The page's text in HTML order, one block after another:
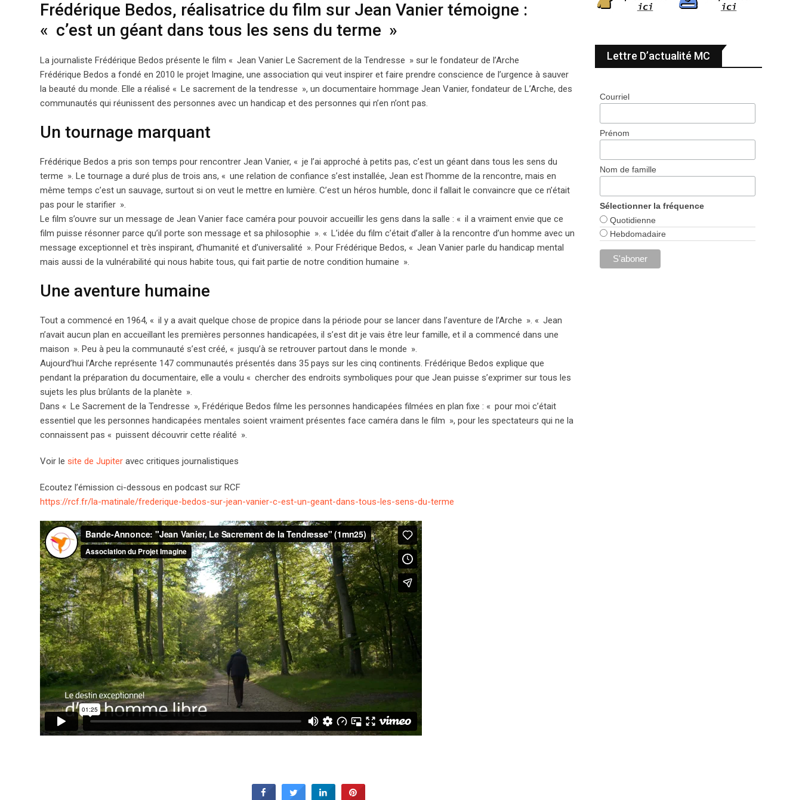
Frédérique Bedos, réalisatrice du film sur Jean Vanier témoigne :
« c’est un géant dans tous les sens du terme »
La journaliste Frédérique Bedos présente le film « Jean Vanier Le Sacrement de la Tendresse » sur le fondateur de l’Arche
Frédérique Bedos a fondé en 2010 le projet Imagine, une association qui veut inspirer et faire prendre conscience de l’urgence à sauver
la beauté du monde. Elle a réalisé « Le sacrement de la tendresse », un documentaire hommage Jean Vanier, fondateur de L’Arche, des
communautés qui réunissent des personnes avec un handicap et des personnes qui n’en n’ont pas.
Un tournage marquant
Frédérique Bedos a pris son temps pour rencontrer Jean Vanier, « je l’ai approché à petits pas, c’est un géant dans tous les sens du
terme ». Le tournage a duré plus de trois ans, « une relation de confiance s’est installée, Jean est l’homme de la rencontre, mais en
même temps c’est un sauvage, surtout si on veut le mettre en lumière. C’est un héros humble, donc il fallait le convaincre que ce n’était
pas pour le starifier ».
Le film s’ouvre sur un message de Jean Vanier face caméra pour pouvoir accueillir les gens dans la salle : « il a vraiment envie que ce
film puisse résonner parce qu’il porte son message et sa philosophie ». « L’idée du film c’était d’aller à la rencontre d’un homme avec un
message exceptionnel et très inspirant, d’humanité et d’universalité ». Pour Frédérique Bedos, « Jean Vanier parle du handicap mental
mais aussi de la vulnérabilité qui nous habite tous, qui fait partie de notre condition humaine ».
Une aventure humaine
Tout a commencé en 1964, « il y a avait quelque chose de propice dans la période pour se lancer dans l’aventure de l’Arche ». « Jean
n’avait aucun plan en accueillant les premières personnes handicapées, il s’est dit je vais être leur famille, et il a commencé dans une
maison ». Peu à peu la communauté s’est créé, « jusqu’à se retrouver partout dans le monde ».
Aujourd’hui l’Arche représente 147 communautés présentés dans 35 pays sur les cinq continents. Frédérique Bedos explique que
pendant la préparation du documentaire, elle a voulu « chercher des endroits symboliques pour que Jean puisse s’exprimer sur tous les
sujets les plus brûlants de la planète ».
Dans « Le Sacrement de la Tendresse », Frédérique Bedos filme les personnes handicapées filmées en plan fixe : « pour moi c’était
essentiel que les personnes handicapées mentales soient vraiment présentes face caméra dans le film », pour les spectateurs qui ne la
connaissent pas « puissent découvrir cette réalité ».
Voir le site de Jupiter avec critiques journalistiques
Ecoutez l’émission ci-dessous en podcast sur RCF
https://rcf.fr/la-matinale/frederique-bedos-sur-jean-vanier-c-est-un-geant-dans-tous-les-sens-du-terme
Lettre D’actualité MC
Courriel
Prénom
Nom de famille
Sélectionner la fréquence
Quotidienne
Hebdomadaire